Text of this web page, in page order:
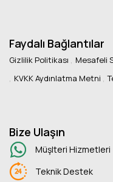
Faydalı Bağlantılar
Gizlilik Politikası
Mesafeli
KVKK Aydınlatma Metni
Bize Ulaşın
Müşlteri Hizmetleri
Teknik Destek